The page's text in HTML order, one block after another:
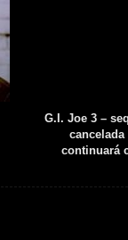
G.I. Joe 3 –
continuará